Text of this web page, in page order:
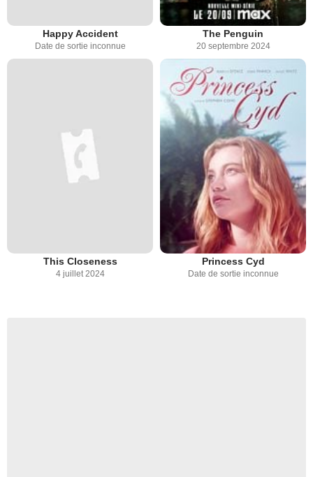
Happy Accident
Date de sortie inconnue
The Penguin
20 septembre 2024
This Closeness
4 juillet 2024
Princess Cyd
Date de sortie inconnue